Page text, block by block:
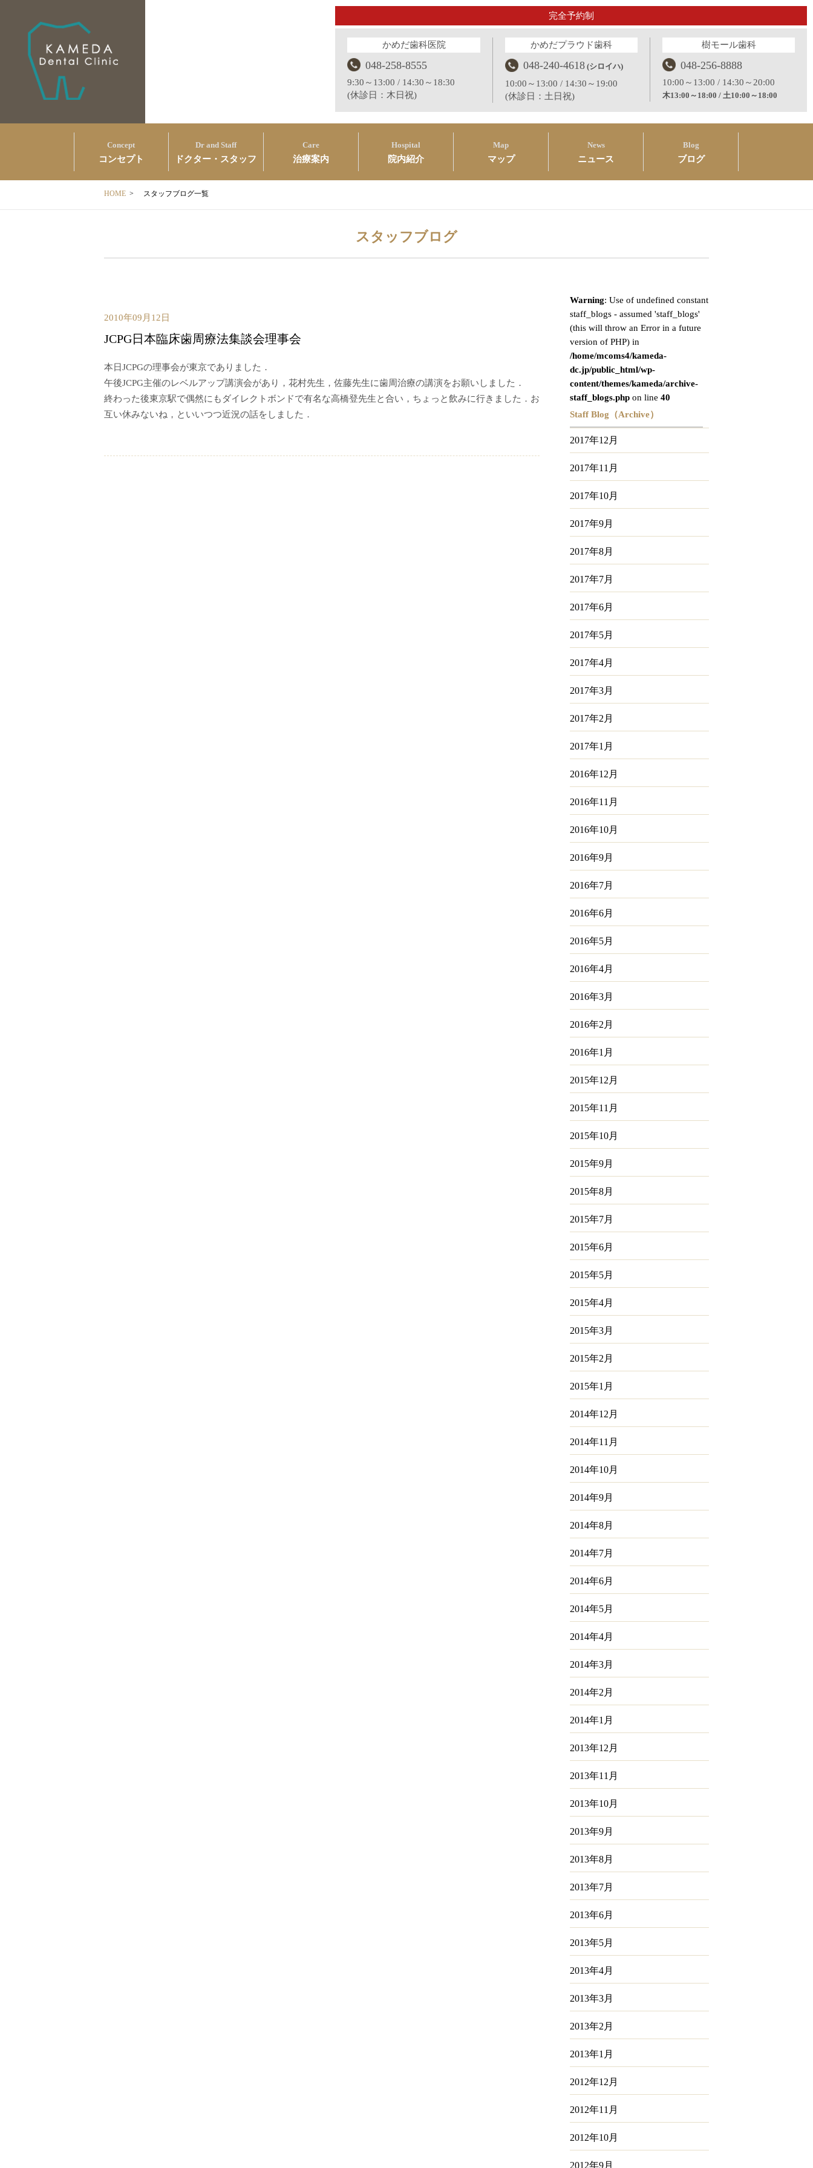
完全予約制
かめだ歯科医院
048-258-8555
9:30～13:00 / 14:30～18:30
(休診日：木日祝)
かめだプラウド歯科
048-240-4618 (シロイハ)
10:00～13:00 / 14:30～19:00
(休診日：土日祝)
樹モール歯科
048-256-8888
10:00～13:00 / 14:30～20:00
木13:00～18:00 / 土10:00～18:00
Concept
コンセプト
Dr and Staff
ドクター・スタッフ
Care
治療案内
Hospital
院内紹介
Map
マップ
News
ニュース
Blog
ブログ
HOME > スタッフブログ一覧
スタッフブログ
2010年09月12日
JCPG日本臨床歯周療法集談会理事会
本日JCPGの理事会が東京でありました．
午後JCPG主催のレベルアップ講演会があり，花村先生，佐藤先生に歯周治療の講演をお願いしました．
終わった後東京駅で偶然にもダイレクトボンドで有名な高橋登先生と合い，ちょっと飲みに行きました．お
互い休みないね，といいつつ近況の話をしました．
Warning: Use of undefined constant
staff_blogs - assumed 'staff_blogs'
(this will throw an Error in a future
version of PHP) in
/home/mcoms4/kameda-
dc.jp/public_html/wp-
content/themes/kameda/archive-
staff_blogs.php on line 40
Staff Blog（Archive）
2017年12月
2017年11月
2017年10月
2017年9月
2017年8月
2017年7月
2017年6月
2017年5月
2017年4月
2017年3月
2017年2月
2017年1月
2016年12月
2016年11月
2016年10月
2016年9月
2016年7月
2016年6月
2016年5月
2016年4月
2016年3月
2016年2月
2016年1月
2015年12月
2015年11月
2015年10月
2015年9月
2015年8月
2015年7月
2015年6月
2015年5月
2015年4月
2015年3月
2015年2月
2015年1月
2014年12月
2014年11月
2014年10月
2014年9月
2014年8月
2014年7月
2014年6月
2014年5月
2014年4月
2014年3月
2014年2月
2014年1月
2013年12月
2013年11月
2013年10月
2013年9月
2013年8月
2013年7月
2013年6月
2013年5月
2013年4月
2013年3月
2013年2月
2013年1月
2012年12月
2012年11月
2012年10月
2012年9月